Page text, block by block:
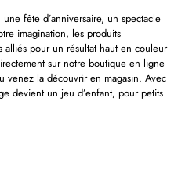
fête d’anniversaire, un spectacle
imagination, les produits
pour un résultat haut en couleur
sur notre boutique en ligne
venez la découvrir en magasin. Avec
devient un jeu d’enfant, pour petits